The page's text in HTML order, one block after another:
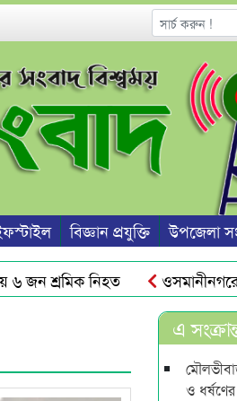
বিজ্ঞান প্রযুক্তি উপজেলা
শ্রমিক নিহত
ওসমানীনগরে
এ
ও